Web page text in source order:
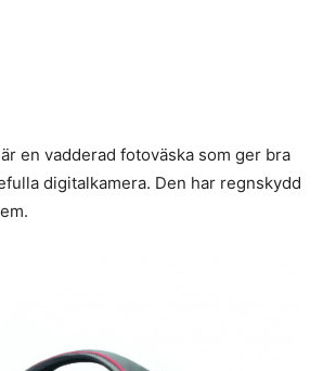
en vadderad fotoväska som ger bra
digitalkamera. Den har regnskydd